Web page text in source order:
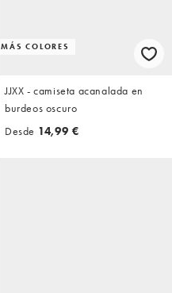
MÁS COLORES
JJXX - camiseta acanalada en
burdeos oscuro
Desde 14,99 €